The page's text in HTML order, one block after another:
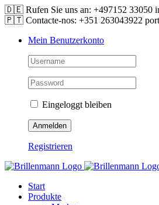
Skip
to
🇩🇪 Rufen Sie uns an: +497152 33050
🇵🇹 Contacte-nos: +351 263043922
Mein Benutzerkonto
Eingeloggt bleiben
Registrieren
Start
Produkte